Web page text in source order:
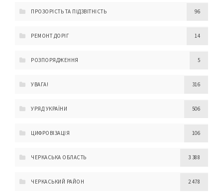
ПРОЗОРІСТЬ ТА ПІДЗВІТНІСТЬ 96
РЕМОНТ ДОРІГ 14
РОЗПОРЯДЖЕННЯ 5
УВАГА! 316
УРЯД УКРАЇНИ 506
ЦИФРОВІЗАЦІЯ 106
ЧЕРКАСЬКА ОБЛАСТЬ 3 388
ЧЕРКАСЬКИЙ РАЙОН 2 478